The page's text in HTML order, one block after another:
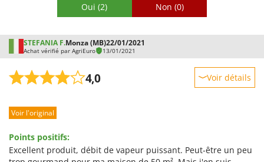
Oui (2) Non (0)
STEFANIA F.Monza (MB)22/01/2021
Achat vérifié par AgriEuro 13/01/2021
4,0 Voir détails
Prestations
Qualité / Prix
Voir l'original
Points positifs:
Excellent produit, débit de vapeur puissant. Peut-être un peu